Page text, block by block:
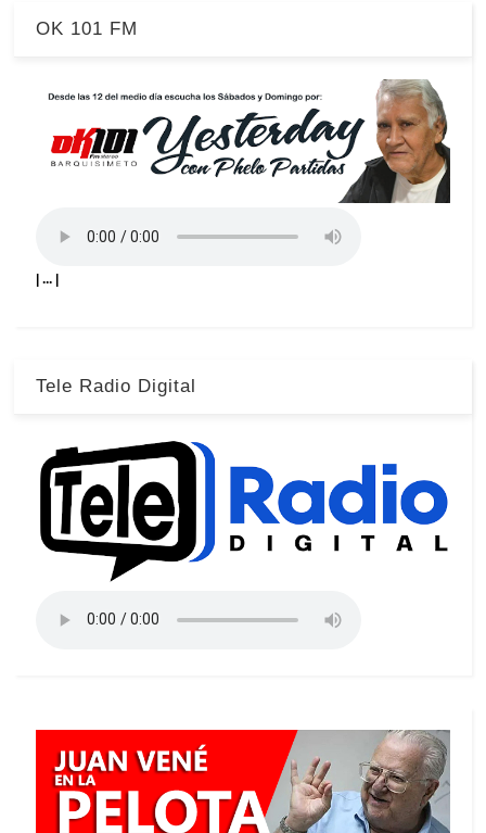
OK 101 FM
| ... |
Tele Radio Digital